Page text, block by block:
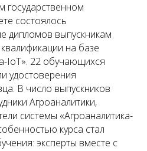
государственном
состоялось
дипломов выпускникам
на базе
IoT». 22 обучающихся
удостоверения
В число выпускников
Агроаналитики,
системы «Агроаналитика-
курса стал
эксперты вместе с